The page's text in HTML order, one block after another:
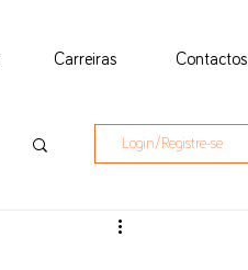
Carreiras Contactos
Login/Registre-se